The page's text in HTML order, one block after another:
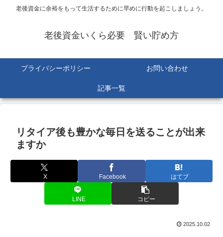
老後資金に余裕をもって生活するために早めに行動を起こしましょう。
老後資金いくら必要 賢い貯め方
プライバシーポリシー お問い合わせ
記事一覧
リタイア後も豊かな毎日を送ることが出来
ますか
X Facebook はてブ
LINE コピー
2025.10.02